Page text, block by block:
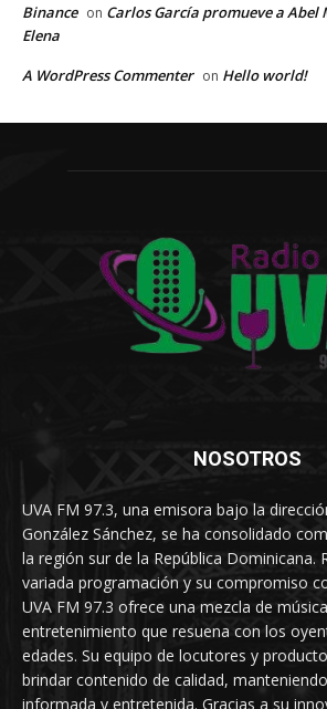
Binance on Carlos García promueve a Abel
Elena
A WordPress Commenter on Hello world!
NOSOTROS
UVA FM 97.3, una emisora bajo la
González Sánchez, se ha consolidado
la región sur de la República Dominicana.
variada programación y su compromiso
UVA FM 97.3 ofrece una mezcla de
entretenimiento que resuena con los
edades. Su equipo de locutores y
brindar contenido de calidad,
informada y entretenida. Gracias a su